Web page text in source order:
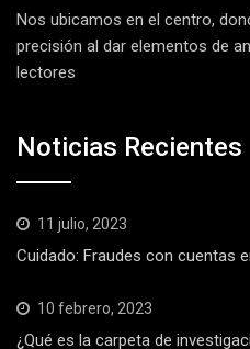
Nos ubicamos en el centro,
precisión al dar elementos de
lectores
Noticias Recientes
11 julio, 2023
Cuidado: Fraudes con cuentas
10 febrero, 2023
¿Qué es la carpeta de